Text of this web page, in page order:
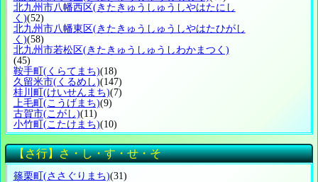
北九州市八幡西区(きたきゅうしゅうしやはたにし
く)(52)
北九州市八幡東区(きたきゅうしゅうしやはたひがし
く)(58)
北九州市若松区(きたきゅうしゅうしわかまつく)
(45)
鞍手町 (くらてまち)(18)
久留米市(くるめし)(147)
桂川町 (けいせんまち)(7)
上毛町 (こうげまち)(9)
古賀市(こがし)(11)
小竹町 (こたけまち)(10)
【さ行】さ・し・す・せ・そ
篠栗町 (ささぐりまち)(31)